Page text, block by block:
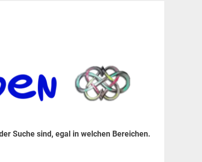
Suche sind, egal in welchen Bereichen.